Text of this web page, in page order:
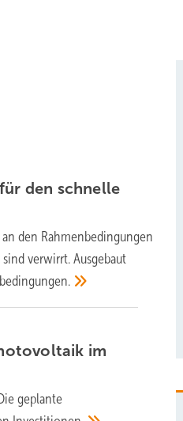
den schnelle
den Rahmenbedingungen
verwirrt. Ausgebaut
im
geplante